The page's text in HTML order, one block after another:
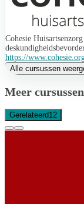
Cohesie Huisartsenzorg
https://
Alle cursussen
Meer cursussen
Gerelateerd12